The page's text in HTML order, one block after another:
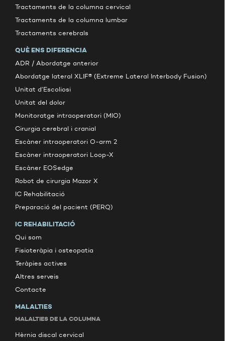
Tractaments de la columna cervical
Tractaments de la columna lumbar
Tractaments cerebrals
QUÈ ENS DIFERENCIA
ADR / Abordatge anterior
Abordatge lateral XLIF® (Extreme Lateral Interbody Fusion)
Unitat d’Escoliosi
Unitat del dolor
Monitoratge intraoperatori (MIO)
Cirurgia cerebral i cranial
Escàner intraoperatori O-arm 2
Escàner intraoperatori Loop-X
Escàner EOSedge
Robot de cirurgia Mazor X
IC Rehabilitació
Preparació del pacient (PERQ)
IC REHABILITACIÓ
Qui som
Fisioteràpia i osteopatia
Teràpies actives
Altres serveis
Contacte
MALALTIES
MALALTIES DE LA COLUMNA
Hèrnia discal cervical